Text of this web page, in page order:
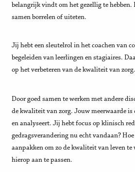
belangrijk vindt om het gezellig te hebben.
samen borrelen of uiteten.
Jij hebt een sleutelrol in het coachen van
begeleiden van leerlingen en stagiaires.
op het verbeteren van de kwaliteit van zorg.
Door goed samen te werken met andere
de kwaliteit van zorg. Jouw meerwaarde
en analyseert. Jij hebt focus op klinisch
gedragsverandering nu echt vandaan?
aanpakken om zo de kwaliteit van leven te
hierop aan te passen.